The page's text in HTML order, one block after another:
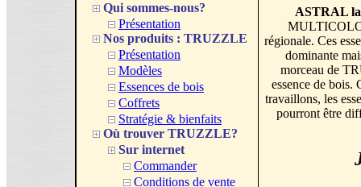
Qui sommes-nous?
Présentation
Nos produits : TRUZZLE
Présentation
Modèles
Essences de bois
Coffrets
Stratégie & bienfaits
Où trouver TRUZZLE?
Sur internet
Commander
Conditions de vente
ASTRAL
régionale. Ces
dominante
morceau de
essence de bois.
travaillons, les
pourront être